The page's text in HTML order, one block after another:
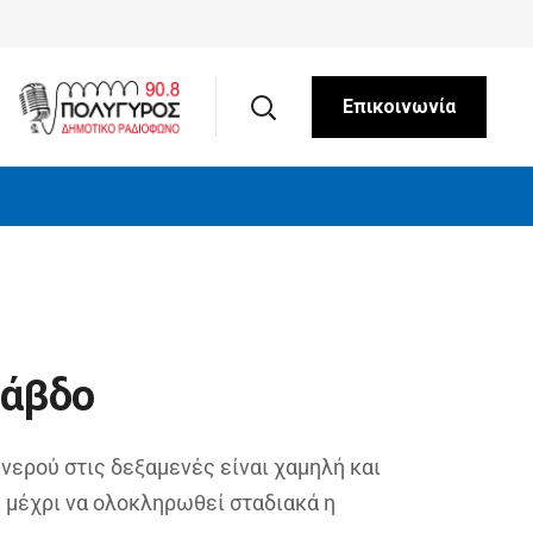
Επικοινωνία
στις δεξαμενές είναι χαμηλή και
να ολοκληρωθεί σταδιακά η